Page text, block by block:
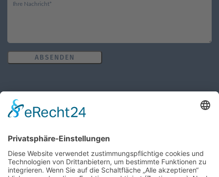
ABSENDEN
MO, MI, FR: 8:30 Uhr - 10:30 Uhr